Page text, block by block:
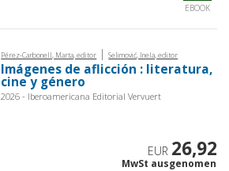
EBOOK
Pérez-Carbonell, Marta, editor | Selimović, Inela, editor
Imágenes de aflicción : literatura,
cine y género
2026 - Iberoamericana Editorial Vervuert
EUR 26,92
MwSt ausgenomen